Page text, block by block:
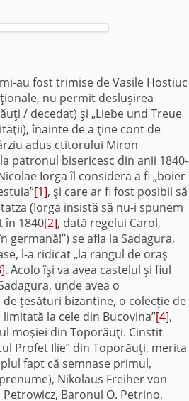
au fost trimise de Vasile Hostiuc
nu permit desluşirea
/ decedat) şi „Liebe und Treue
înainte de a ţine cont de
adus ctitorului Miron
patronul bisericesc din anii 1840-
Iorga îl considera a fi „boier
[1], şi care ar fi fost posibil să
(Iorga insistă să nu-i spunem
în 1840[2], dată regelui Carol,
se afla la Sadagura,
l-a ridicat „la rangul de oraş
. Acolo îşi va avea castelul şi fiul
unde avea o
țesături bizantine, o colecție de
la cele din Bucovina”[4],
moşiei din Toporăuţi. Cinstit
Profet Ilie” din Toporăuţi, merita
fapt că semnase primul,
Nikolaus Freiher von
Baronul O. Petrino,